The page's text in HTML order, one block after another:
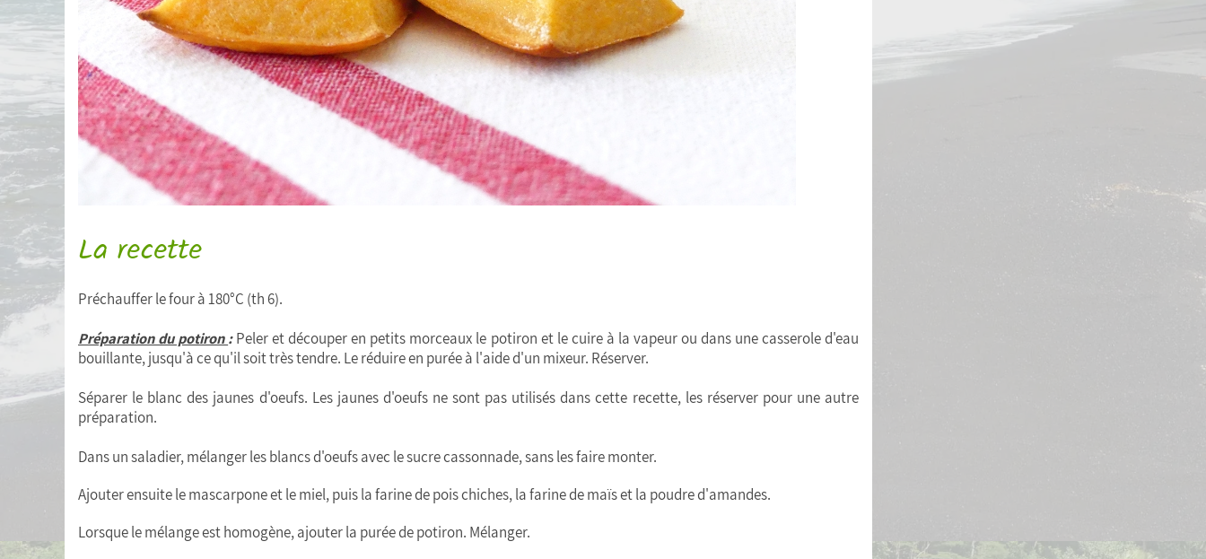
La recette
Préchauffer le four à 180°C (th 6).
Préparation du potiron:Peler et découper en petits morceaux le potiron et le cuire à la vapeur ou dans une casserole d'eau
bouillante, jusqu'à ce qu'il soit très tendre. Le réduire en purée à l'aide d'un mixeur. Réserver.
Séparer le blanc des jaunes d'oeufs. Les jaunes d'oeufs ne sont pas utilisés dans cette recette, les réserver pour une autre
préparation.
Dans un saladier, mélanger les blancs d'oeufs avec le sucre cassonnade, sans les faire monter.
Ajouter ensuite le mascarpone et le miel, puis la farine de pois chiches, la farine de maïs et la poudre d'amandes.
Lorsque le mélange est homogène, ajouter la purée de potiron. Mélanger.